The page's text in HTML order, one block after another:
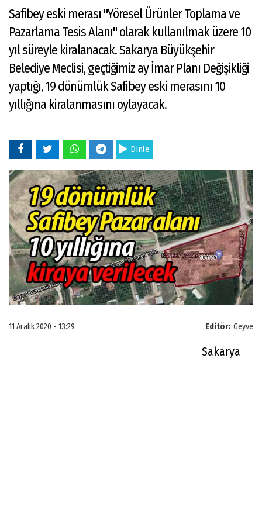
Safibey eski merası "Yöresel Ürünler Toplama ve
Pazarlama Tesis Alanı" olarak kullanılmak üzere 10
yıl süreyle kiralanacak. Sakarya Büyükşehir
Belediye Meclisi, geçtiğimiz ay İmar Planı Değişikliği
yaptığı, 19 dönümlük Safibey eski merasını 10
yıllığına kiralanmasını oylayacak.
Dinle
Editör: Geyve
11 Aralık 2020 - 13:29
Sakarya